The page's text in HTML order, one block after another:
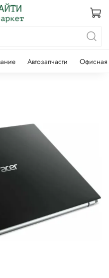
Автозапчасти Офисная